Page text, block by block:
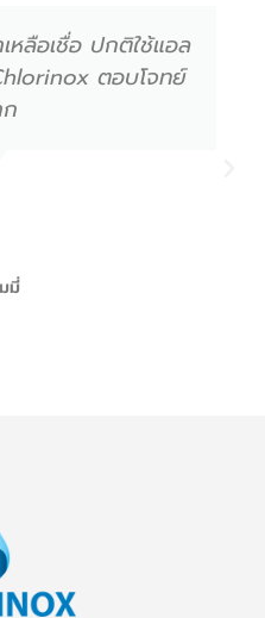
หลือเชื่อ ปกติใช้แอล
ตอบโจทย์
มี่